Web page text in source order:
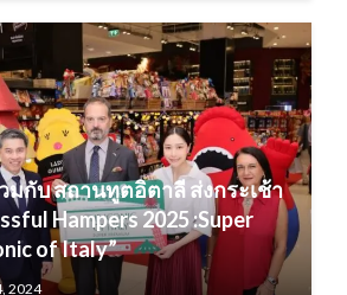
มกับ สถานทูตอิตาลี ส่งกระเช้า
Hampers 2025 :Super
of Italy”
2024